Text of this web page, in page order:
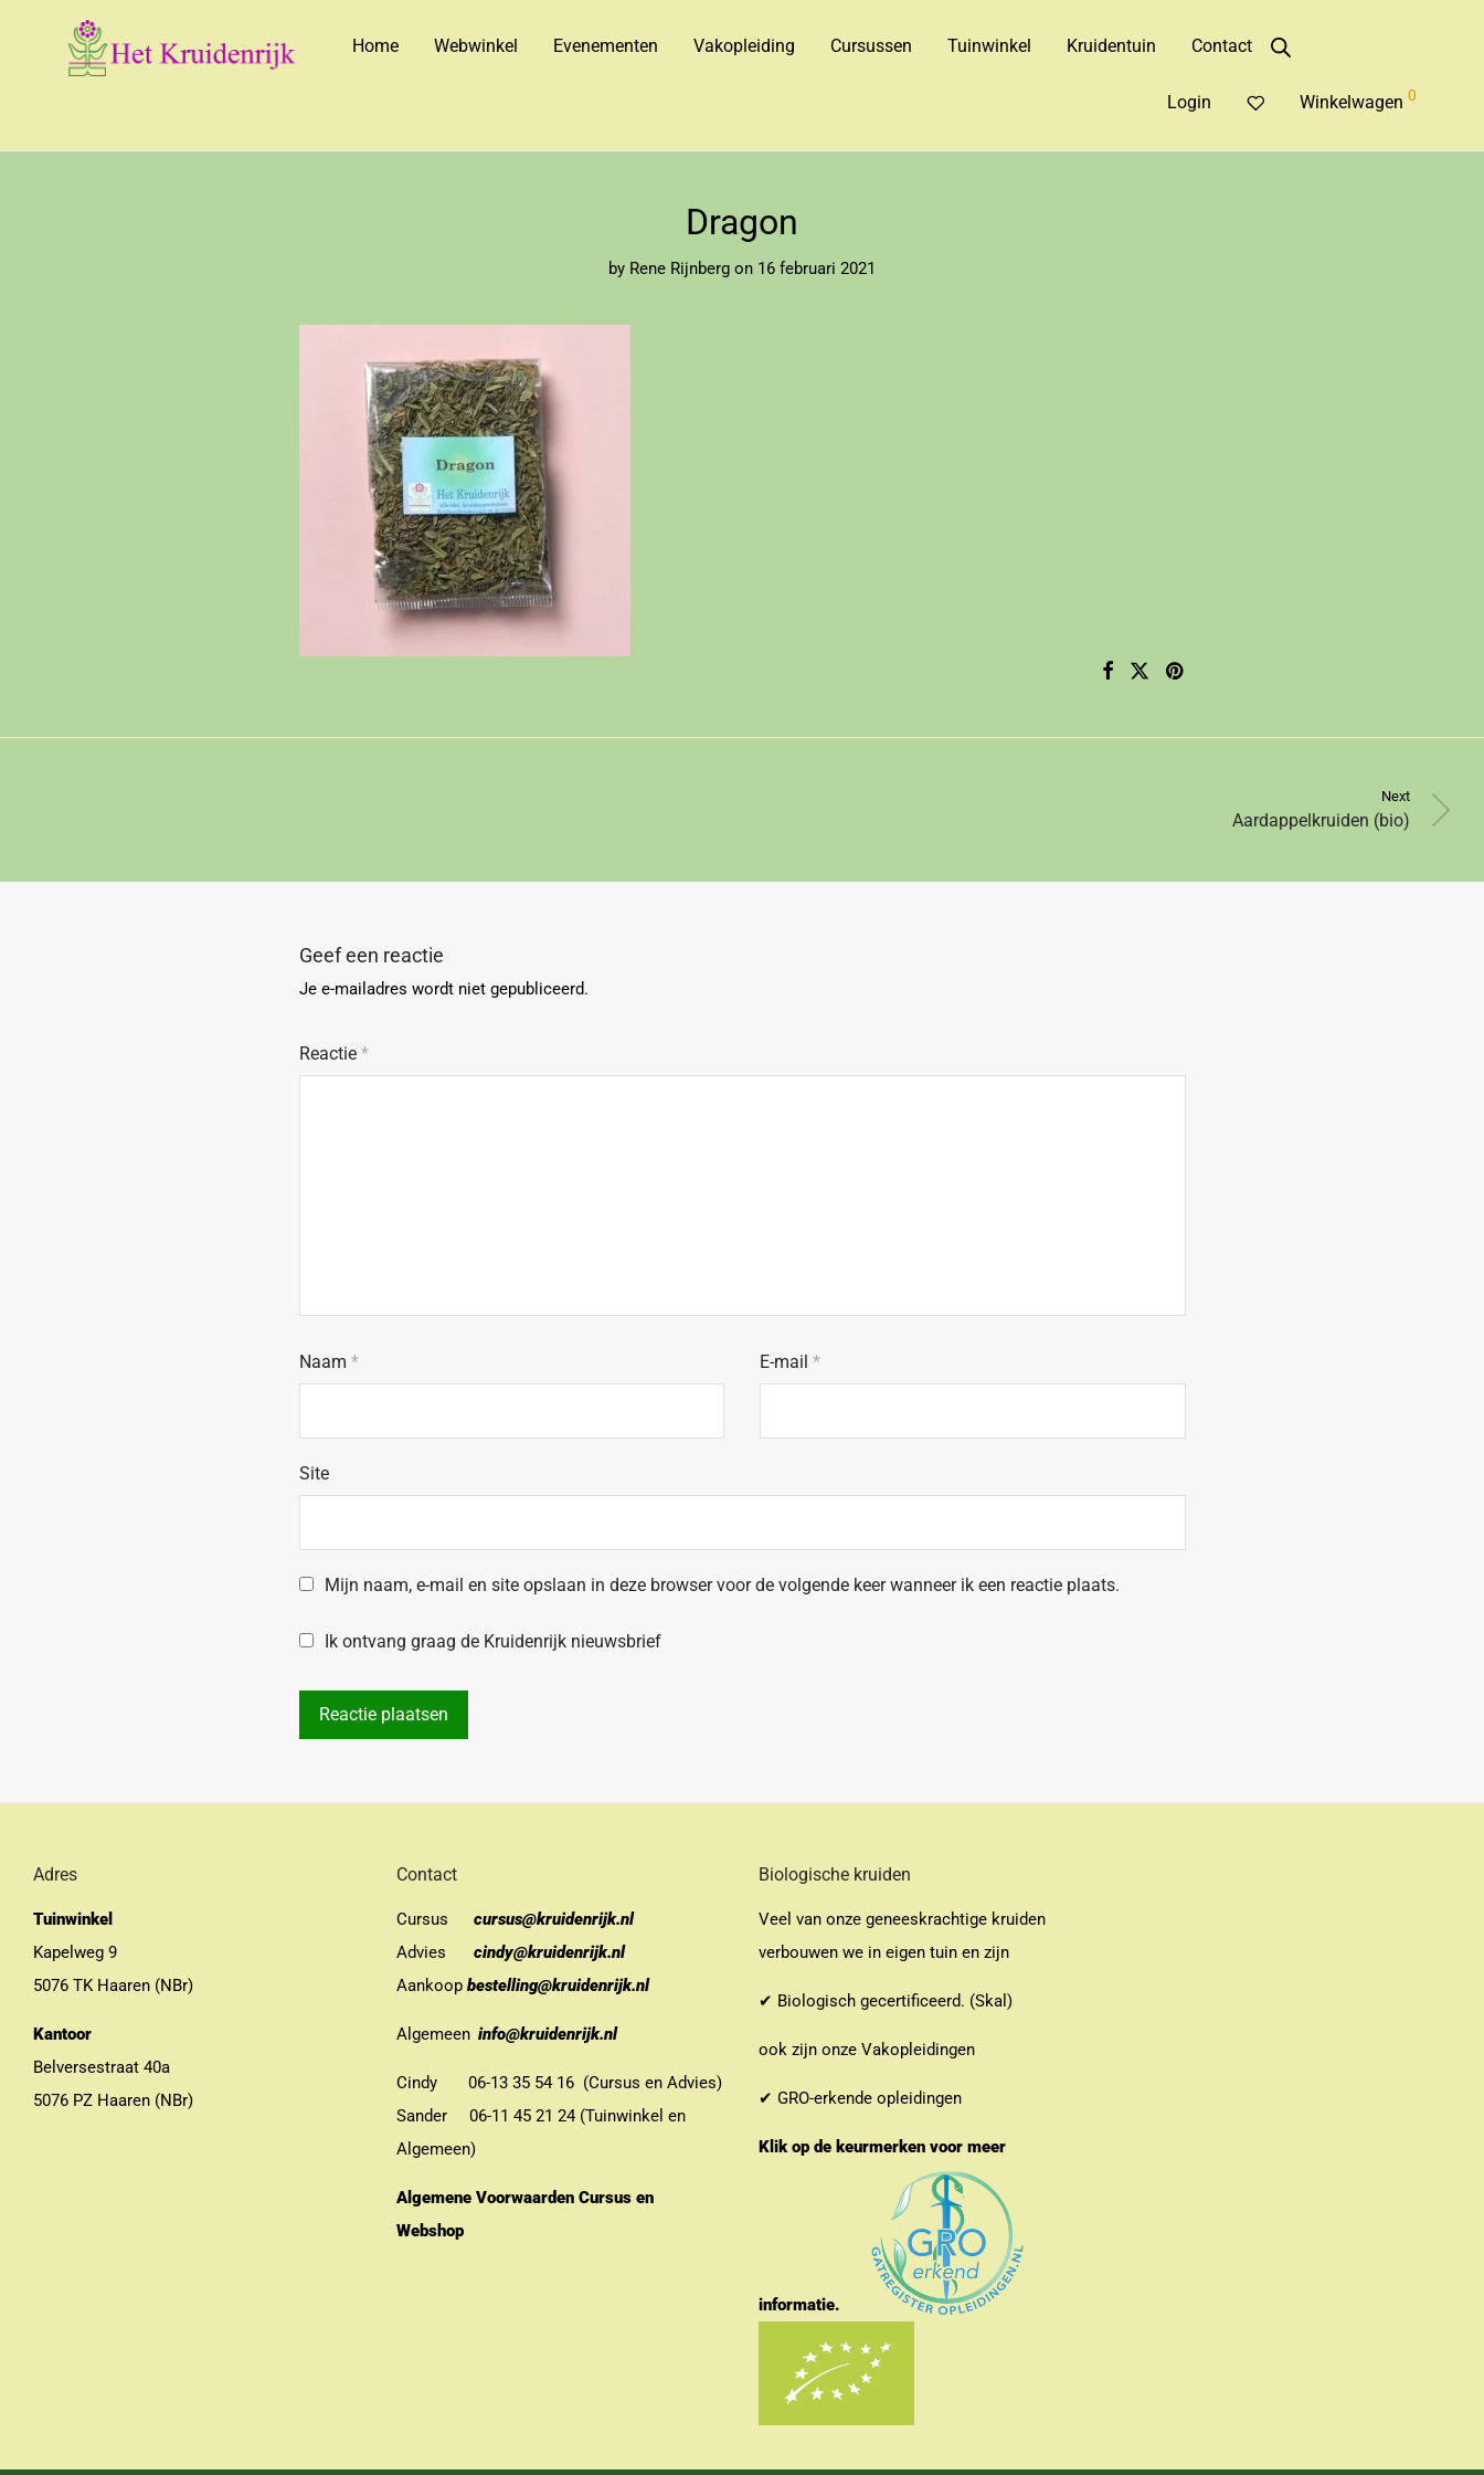
Home Webwinkel Evenementen Vakopleiding Cursussen Tuinwinkel Kruidentuin Contact
Login Winkelwagen 0
Dragon
by Rene Rijnberg on 16 februari 2021
Next
Aardappelkruiden (bio)
Geef een reactie
Je e-mailadres wordt niet gepubliceerd.
Reactie *
Naam * E-mail*
Site
Mijn naam, e-mail en site opslaan in deze browser voor de volgende keer wanneer ik een reactie plaats.
Ik ontvang graag de Kruidenrijk nieuwsbrief
Adres
Tuinwinkel
Kapelweg 9
5076 TK Haaren (NBr)
Kantoor
Belversestraat 40a
5076 PZ Haaren (NBr)
Contact
Cursus
cursus@kruidenrijk.nl
Advies
cindy@kruidenrijk.nl
Aankoop bestelling@kruidenrijk.nl
Algemeen info@kruidenrijk.nl
Cindy 06-13 35 54 16 (Cursus en Advies)
Sander 06-11 45 21 24 (Tuinwinkel en
Algemeen)
Algemene Voorwaarden Cursus en
Webshop
Biologische kruiden
Veel van onze geneeskrachtige kruiden
verbouwen we in eigen tuin en zijn
✔ Biologisch gecertificeerd. (Skal)
ook zijn onze Vakopleidingen
✔ GRO-erkende opleidingen
Klik op de keurmerken voor meer
informatie.